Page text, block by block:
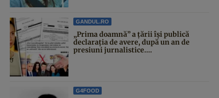
GANDUL.RO
„Prima doamnă” a țării își publică
declarația de avere, după un an de
presiuni jurnalistice....
G4FOOD